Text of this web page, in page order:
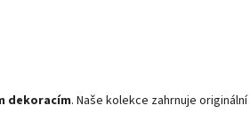
dekoracím. Naše kolekce zahrnuje